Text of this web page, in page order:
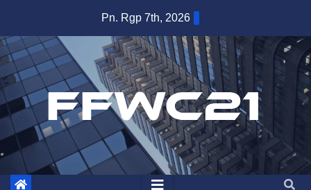
content
Pn. Rgp 7th, 2026